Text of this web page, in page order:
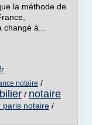
la méthode de
à...
notaire /
/ notaire
paris notaire /